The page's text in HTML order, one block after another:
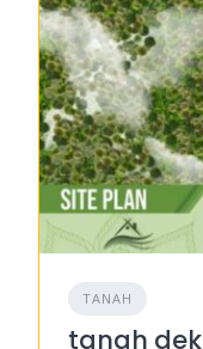
TANAH
tanah